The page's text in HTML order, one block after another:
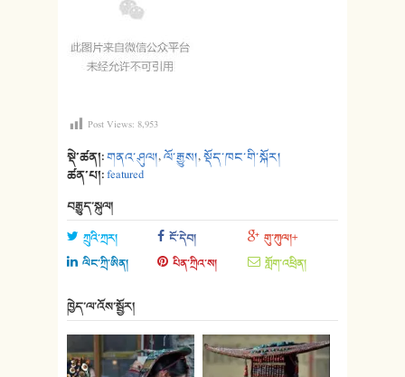
Post Views: 8,953
སྡེ་ཚན།:གནའ་ཤུལ།,ལོ་རྒྱུས།,སྡོད་ཁང་གི་སྐོར།
ཚན་པ།:featured
བརྒྱུད་སྐུལ།
ཀྲུའི་ཀྲར། ངོ་དེབ།
གུ་ཀུལ།+
ལིང་ཀྲི་ཨིན།
པིན་ཀྲིའ་ས། གློག་འཕྲིན།
ཁྱེད་ལ་འོས་སྦྱོར།